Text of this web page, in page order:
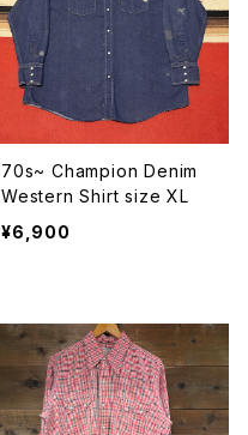
70s~ Champion Denim
Western Shirt size XL
¥6,900